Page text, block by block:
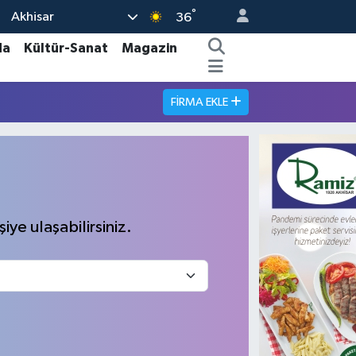
Akhisar 36°
Kültür-Sanat
Magazin
FIRMA EKLE
ulaşabilirsiniz.